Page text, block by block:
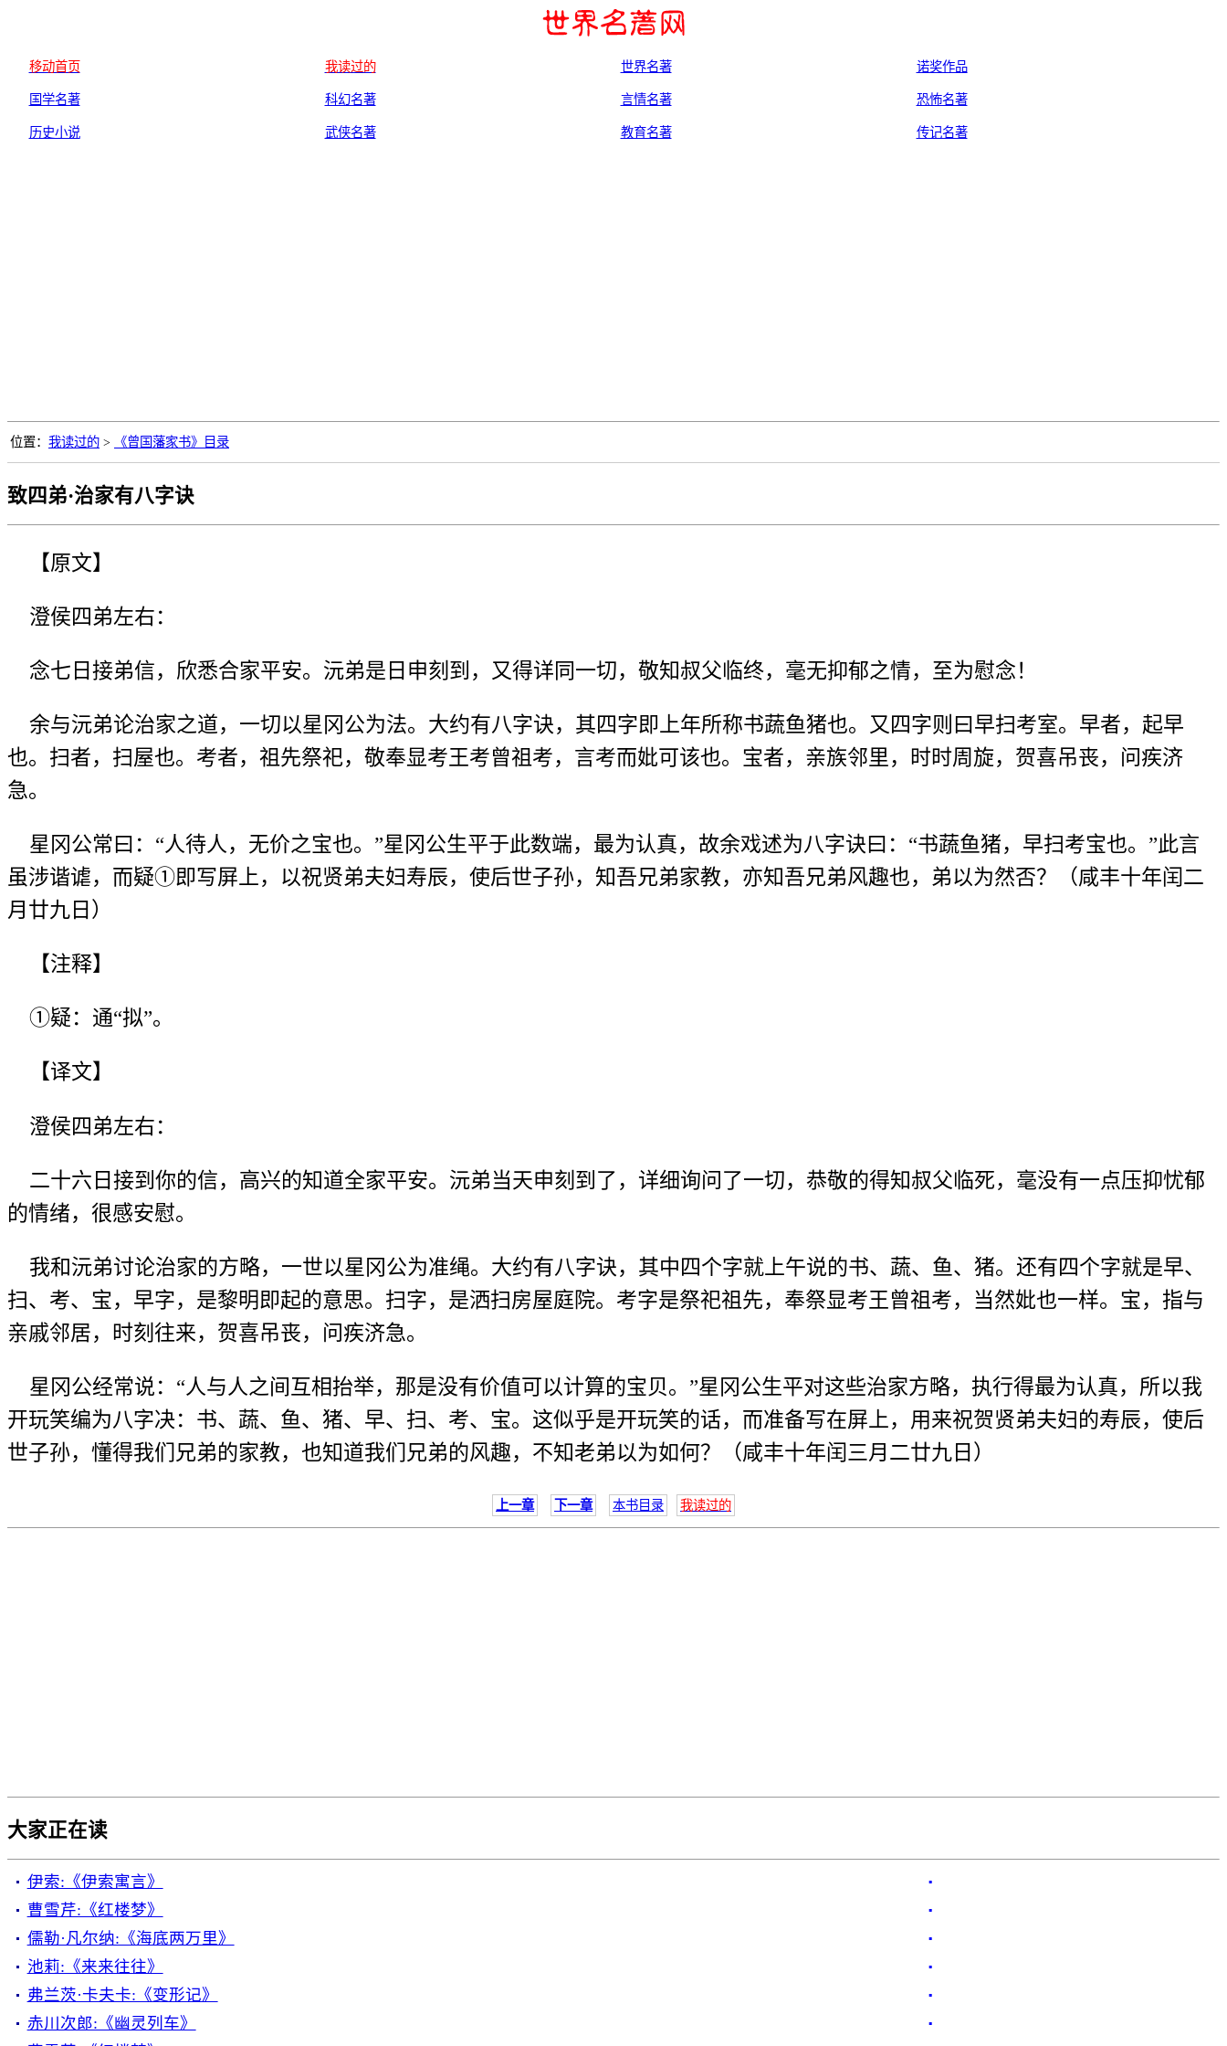
移动首页 我读过的 世界名著 诺奖作品
国学名著 科幻名著 言情名著 恐怖名著
历史小说 武侠名著 教育名著 传记名著
位置： 我读过的 > 《曾国藩家书》目录
致四弟·治家有八字诀
【原文】
澄侯四弟左右：
念七日接弟信，欣悉合家平安。沅弟是日申刻到，又得详同一切，敬知叔父临终，毫无抑郁之情，至为慰念！
余与沅弟论治家之道，一切以星冈公为法。大约有八字诀，其四字即上年所称书蔬鱼猪也。又四字则曰早扫考室。早者，起早
也。扫者，扫屋也。考者，祖先祭祀，敬奉显考王考曾祖考，言考而妣可该也。宝者，亲族邻里，时时周旋，贺喜吊丧，问疾济
急。
星冈公常曰：“人待人，无价之宝也。”星冈公生平于此数端，最为认真，故余戏述为八字诀曰：“书蔬鱼猪，早扫考宝也。”此言
虽涉谐谑，而疑①即写屏上，以祝贤弟夫妇寿辰，使后世子孙，知吾兄弟家教，亦知吾兄弟风趣也，弟以为然否？（咸丰十年闰二
月廿九日）
【注释】
①疑：通“拟”。
【译文】
澄侯四弟左右：
二十六日接到你的信，高兴的知道全家平安。沅弟当天申刻到了，详细询问了一切，恭敬的得知叔父临死，毫没有一点压抑忧郁
的情绪，很感安慰。
我和沅弟讨论治家的方略，一世以星冈公为准绳。大约有八字诀，其中四个字就上午说的书、蔬、鱼、猪。还有四个字就是早、
扫、考、宝，早字，是黎明即起的意思。扫字，是洒扫房屋庭院。考字是祭祀祖先，奉祭显考王曾祖考，当然妣也一样。宝，指与
亲戚邻居，时刻往来，贺喜吊丧，问疾济急。
星冈公经常说：“人与人之间互相抬举，那是没有价值可以计算的宝贝。”星冈公生平对这些治家方略，执行得最为认真，所以我
开玩笑编为八字决：书、蔬、鱼、猪、早、扫、考、宝。这似乎是开玩笑的话，而准备写在屏上，用来祝贺贤弟夫妇的寿辰，使后
世子孙，懂得我们兄弟的家教，也知道我们兄弟的风趣，不知老弟以为如何？（咸丰十年闰三月二廿九日）
上一章 下一章 本书目录 我读过的
大家正在读
伊索:《伊索寓言》
曹雪芹:《红楼梦》
儒勒·凡尔纳:《海底两万里》
池莉:《来来往往》
弗兰茨·卡夫卡:《变形记》
赤川次郎:《幽灵列车》